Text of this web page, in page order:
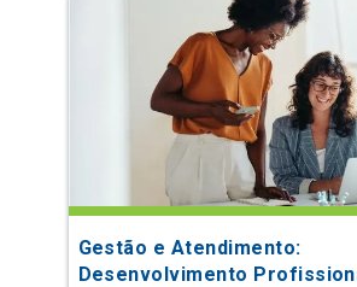
Gestão e Atendimento:
Desenvolvimento